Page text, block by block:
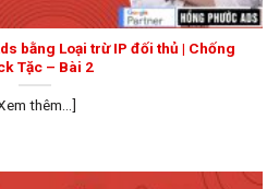
bằng Loại trừ IP đối thủ | Chống
Tặc – Bài 2
thêm...]